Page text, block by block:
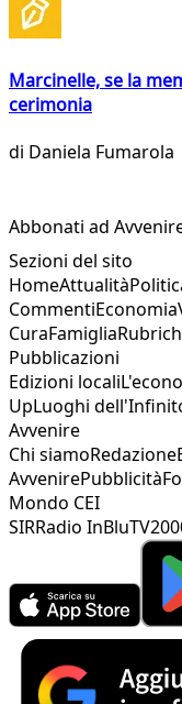
Marcinelle, se la
cerimonia
di Daniela Fumarola
Abbonati ad
Sezioni del sito
HomeAttualità
CommentiEconomia
CuraFamiglia
Pubblicazioni
Edizioni locali
UpLuoghi
Avvenire
Chi siamoRedazione
AvvenirePubblicità
Mondo CEI
SIRRadio InBlu